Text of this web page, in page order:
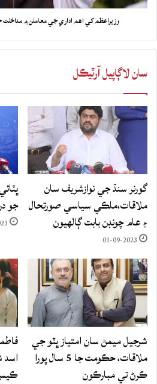
وزيراعظم کي اهم اداري جي معاملن ۾ مداخلت
سان لاڳاپيل آرٽيڪل
گورنر سنڌ جي نوازشريف سان
ملاقات،ملڪي سياسي صورتحال
۽ عام چونڊن بابت ڳالهيون
01-09-2023
جو
شرجيل ميمڻ سان امتياز ڀٽو جي
ملاقات، حڪومت جا 5 سال پورا
ڪرڻ تي مبارڪون
اسد